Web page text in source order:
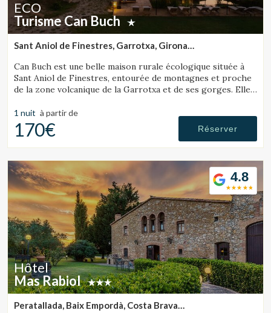
ECO
Turisme Can Buch
Sant Aniol de Finestres, Garrotxa, Girona
Can Buch est une belle maison rurale écologique située à
Sant Aniol de Finestres, entourée de montagnes et proche
de la zone volcanique de la Garrotxa et de ses gorges. Elle
d’un grand jardin.
1 nuit à partir de
170€ Réserver
4.8
Hôtel
Mas Rabiol
Peratallada, Baix Empordà, Costa Brava